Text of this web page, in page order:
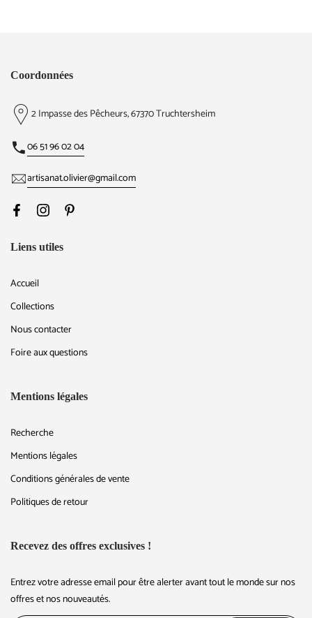
Coordonnées
2 Impasse des Pêcheurs, 67370 Truchtersheim
06 51 96 02 04
artisanat.olivier@gmail.com
Liens utiles
Accueil
Collections
Nous contacter
Foire aux questions
Mentions légales
Recherche
Mentions légales
Conditions générales de vente
Politiques de retour
Recevez des offres exclusives !
Entrez votre adresse email pour être alerter avant tout le monde sur nos
offres et nos nouveautés.